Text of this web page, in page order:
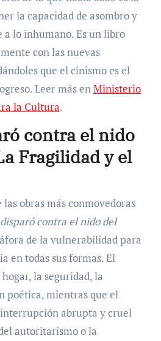
la capacidad de asombro y
lo inhumano. Es un libro
con las nuevas
que el cinismo es el
Leer más enMinisterio
la Cultura.
contra el nido
Fragilidad y el
obras más conmovedoras
contra el nido del
de la vulnerabilidad para
en todas sus formas. El
la seguridad, la
poética, mientras que el
abrupta y cruel
autoritarismo o la